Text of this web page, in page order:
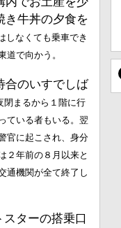
き牛丼の夕食を
しなくても乗車でき
道で向かう。
合のいすでしば
閉まるから１階に行
ている者もいる。翌
官に起こされ、身分
２年前の８月以来と
通機関が全て終了し
ターの搭乗口